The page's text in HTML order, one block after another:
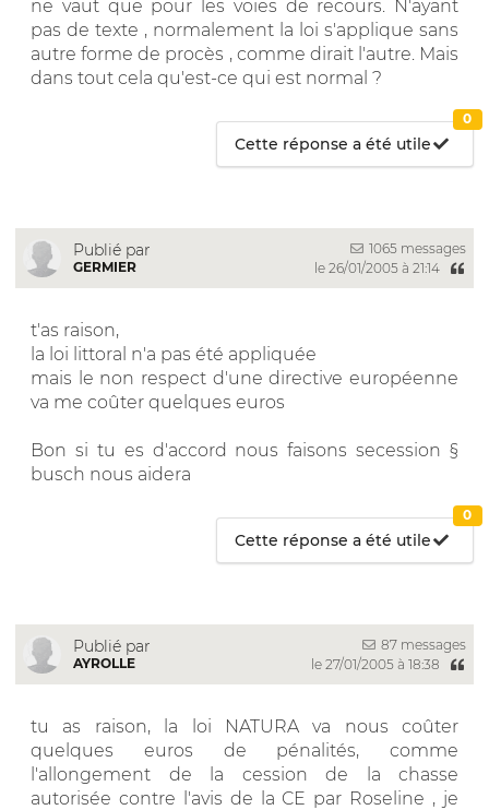
ne vaut que pour les voies de recours. N'ayant
pas de texte , normalement la loi s'applique sans
autre forme de procès , comme dirait l'autre. Mais
dans tout cela qu'est-ce qui est normal ?
Cette réponse a été utile
0
Publié par
GERMIER
1065 messages
le 26/01/2005 à 21:14
t'as raison,
la loi littoral n'a pas été appliquée
mais le non respect d'une directive européenne
va me coûter quelques euros
Bon si tu es d'accord nous faisons secession §
busch nous aidera
Cette réponse a été utile
0
Publié par
AYROLLE
87 messages
le 27/01/2005 à 18:38
tu as raison, la loi NATURA va nous coûter
quelques euros de pénalités, comme
l'allongement de la cession de la chasse
autorisée contre l'avis de la CE par Roseline , je